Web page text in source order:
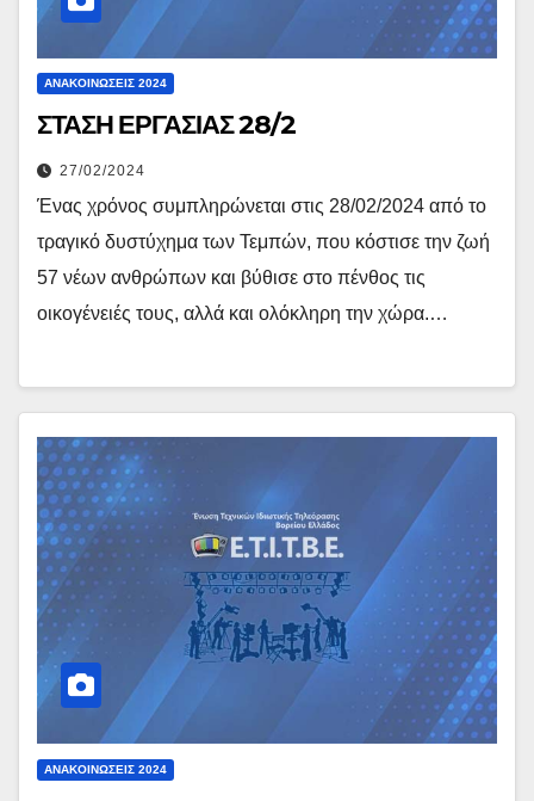
ΑΝΑΚΟΙΝΏΣΕΙΣ 2024
ΣΤΑΣΗ ΕΡΓΑΣΙΑΣ 28/2
27/02/2024
Ένας χρόνος συμπληρώνεται στις 28/02/2024 από το
τραγικό δυστύχημα των Τεμπών, που κόστισε την ζωή
57 νέων ανθρώπων και βύθισε στο πένθος τις
οικογένειές τους, αλλά και ολόκληρη την χώρα.…
ΑΝΑΚΟΙΝΏΣΕΙΣ 2024